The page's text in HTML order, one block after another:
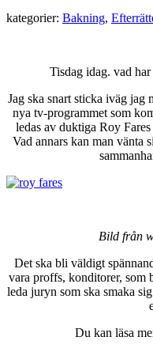
kategorier: Bakning,
Tisdag idag. vad
Jag ska snart sticka iväg jag
nya tv-programmet som
ledas av duktiga Roy
Vad annars kan man vänta
Bild från
Det ska bli väldigt
vara proffs, konditorer, som
leda juryn som ska smaka
Du kan läsa